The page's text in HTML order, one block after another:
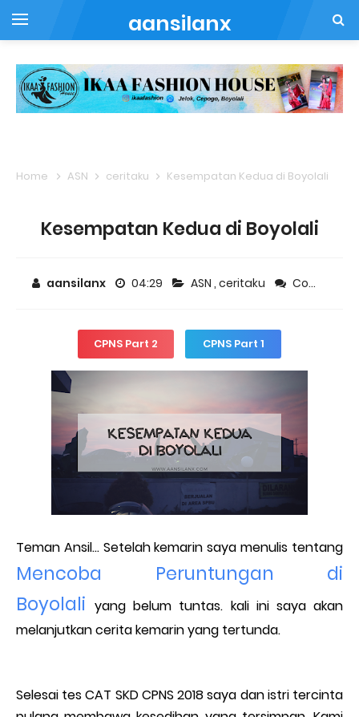
aansilanx
Home ASN ceritaku Kesempatan Kedua di Boyolali
Kesempatan Kedua di Boyolali
aansilanx 04:29 ASN , ceritaku Comment
CPNS Part 2 CPNS Part 1
Teman Ansil... Setelah kemarin saya menulis tentang
Mencoba Peruntungan di
Boyolali yang belum tuntas. kali ini saya akan
melanjutkan cerita kemarin yang tertunda.
Selesai tes CAT SKD CPNS 2018 saya dan istri tercinta